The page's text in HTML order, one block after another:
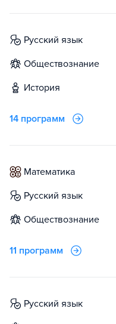
русский язык
обществознание
история
14 программ
математика
русский язык
обществознание
11 программ
русский язык